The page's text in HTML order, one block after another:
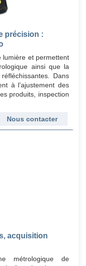
précision :
lumière et permettent
ainsi que la
Dans
à l’ajustement des
produits, inspection
Nous contacter
acquisition
métrologique de